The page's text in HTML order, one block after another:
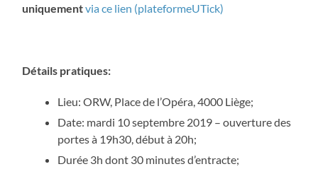
uniquementvia ce lien (plateformeUTick)
Détails pratiques:
Lieu: ORW, Place de l’Opéra, 4000 Liège;
Date: mardi 10 septembre 2019 – ouverture des
portes à 19h30, début à 20h;
Durée 3h dont 30 minutes d’entracte;